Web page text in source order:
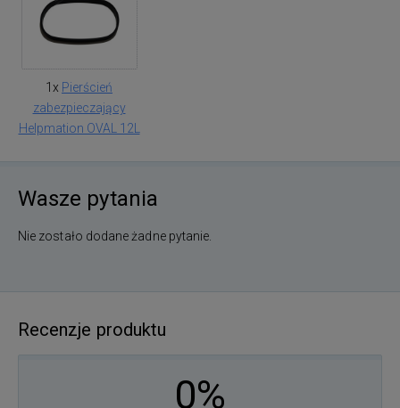
1x Pierścień
zabezpieczający
Helpmation OVAL 12L
Wasze pytania
Nie zostało dodane żadne pytanie.
Recenzje produktu
0%